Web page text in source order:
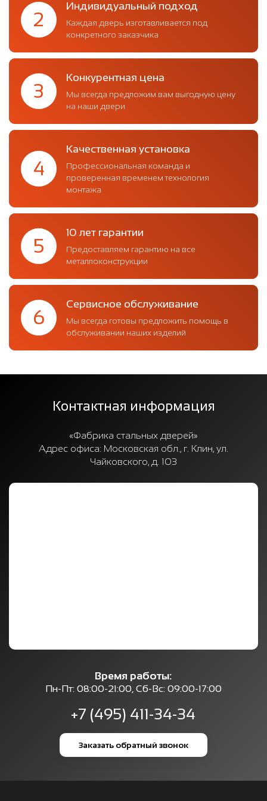
2
Индивидуальный подход
Каждая дверь изготавливается под
конкретного заказчика
3
Конкурентная цена
Мы всегда предложим вам выгодную цену
на наши двери
4
Качественная установка
Профессиональная команда и
проверенная временем технология
монтажа
5
10 лет гарантии
Предоставляем гарантию на все
металлоконструкции
6
Сервисное обслуживание
Мы всегда готовы предложить помощь в
обслуживании наших изделий
Контактная информация
«Фабрика стальных дверей»
Адрес офиса: Московская обл., г. Клин, ул.
Чайковского, д. 103
Время работы:
Пн-Пт: 08:00-21:00, Сб-Вс: 09:00-17:00
+7 (495) 411-34-34
Заказать обратный звонок